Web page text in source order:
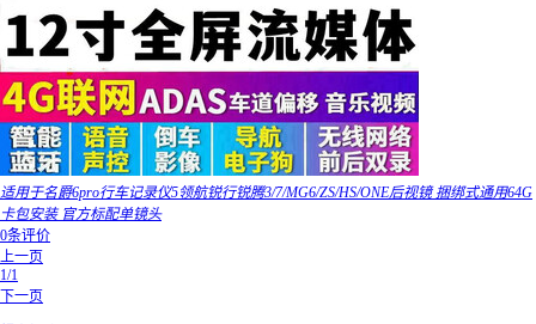
适用于名爵6pro行车记录仪5领航锐行锐腾3/7/MG6/ZS/HS/ONE后视镜 捆绑式通用64G
卡包安装 官方标配单镜头
0条评价
上一页
1/1
下一页